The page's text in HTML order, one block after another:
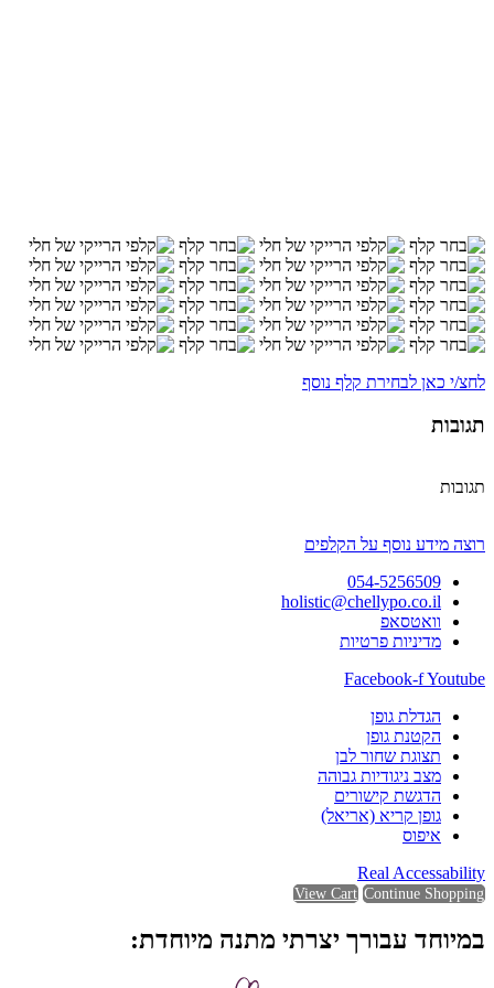
לחצ/י כאן לבחירת קלף נוסף
תגובות
תגובות
רוצה מידע נוסף על הקלפים
054-5256509
holistic@chellypo.co.il
וואטסאפ
מדיניות פרטיות
Facebook-fYoutube
הגדלת גופן
הקטנת גופן
תצוגת שחור לבן
מצב ניגודיות גבוהה
הדגשת קישורים
גופן קריא (אריאל)
איפוס
Real Accessability
View Cart Continue Shopping
במיוחד עבורך יצרתי מתנה מיוחדת: